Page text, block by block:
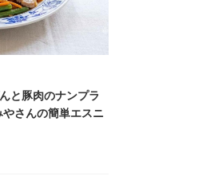
と豚肉のナンプラ
さんの簡単エスニ